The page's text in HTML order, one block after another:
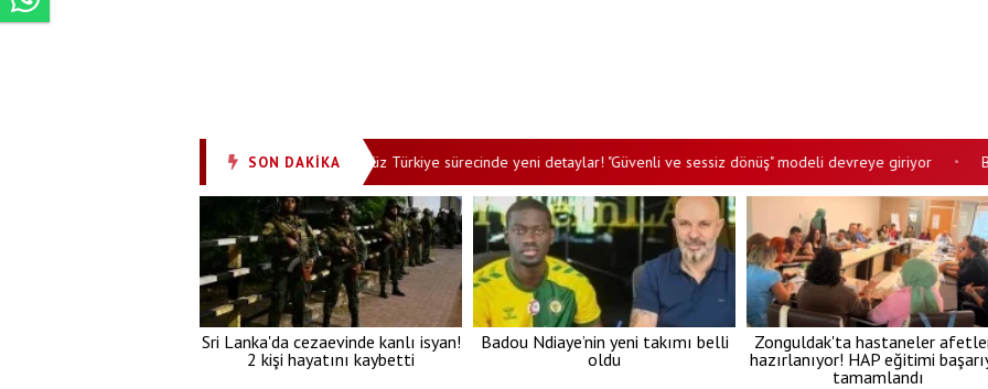
SON DAKİKA
• Terörsüz Türkiye sürecinde yeni detaylar! "Güvenli ve sessiz dönüş" modeli devreye giriyor • Bu
Sri Lanka'da cezaevinde kanlı isyan!
2 kişi hayatını kaybetti
Badou Ndiaye’nin yeni takımı belli
oldu
Zonguldak'ta hastaneler
hazırlanıyor! HAP eğitimi
tamamlandı